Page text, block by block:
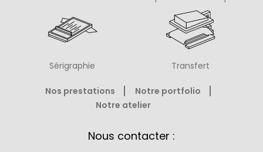
Sérigraphie Transfert
Nos prestations
Notre portfolio
Notre atelier
Nous contacter :